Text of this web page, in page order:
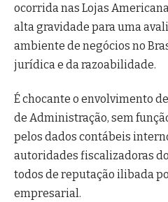
ocorrida nas Lojas
alta gravidade para uma
ambiente de negócios no
jurídica e da razoabilidade.
É chocante o envolvimento
de Administração, sem
pelos dados contábeis
autoridades fiscalizadoras
todos de reputação ilibada
empresarial.